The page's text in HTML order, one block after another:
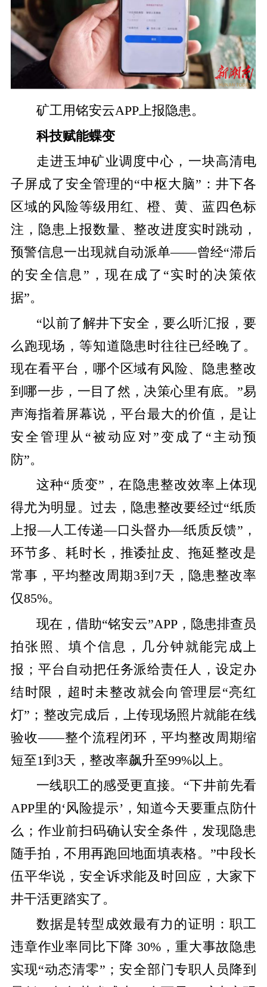
矿工用铭安云APP上报隐患。
科技赋能蝶变
走进玉坤矿业调度中心，一块高清电
子屏成了安全管理的“中枢大脑”：井下各
区域的风险等级用红、橙、黄、蓝四色标
注，隐患上报数量、整改进度实时跳动，
预警信息一出现就自动派单——曾经“滞后
的安全信息”，现在成了“实时的决策依
据”。
“以前了解井下安全，要么听汇报，要
么跑现场，等知道隐患时往往已经晚了。
现在看平台，哪个区域有风险、隐患整改
到哪一步，一目了然，决策心里有底。”易
声海指着屏幕说，平台最大的价值，是让
安全管理从“被动应对”变成了“主动预
防”。
这种“质变”，在隐患整改效率上体现
得尤为明显。过去，隐患整改要经过“纸质
上报—人工传递—口头督办—纸质反馈”，
环节多、耗时长，推诿扯皮、拖延整改是
常事，平均整改周期3到7天，隐患整改率
仅85%。
现在，借助“铭安云”APP，隐患排查员
拍张照、填个信息，几分钟就能完成上
报；平台自动把任务派给责任人，设定办
结时限，超时未整改就会向管理层“亮红
灯”；整改完成后，上传现场照片就能在线
验收——整个流程闭环，平均整改周期缩
短至1到3天，整改率飙升至99%以上。
一线职工的感受更直接。“下井前先看
APP里的‘风险提示’，知道今天要重点防什
么；作业前扫码确认安全条件，发现隐患
随手拍，不用再跑回地面填表格。”中段长
伍平华说，安全诉求能及时回应，大家下
井干活更踏实了。
数据是转型成效最有力的证明：职工
违章作业率同比下降 30%，重大事故隐患
实现“动态清零”；安全部门专职人员降到